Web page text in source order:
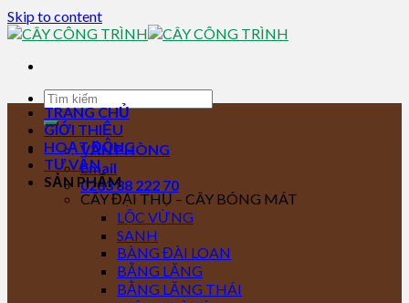
Skip to content
VĂN PHÒNG
Email
0283 88 222 70
TRANG CHỦ
GIỚI THIỆU
HOẠT ĐỘNG
TƯ VẤN
SẢN PHẨM
CÂY ĐẠI THỤ – CÂY BÓNG MÁT
LỘC VỪNG
SANH
BÀNG ĐÀI LOAN
BẰNG LĂNG
BẰNG LĂNG THÁI